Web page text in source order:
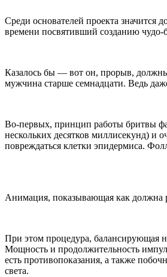
Среди основателей проекта значится
времени посвятивший созданию чудо-
Казалось бы — вот он, прорыв,
мужчина старше семнадцати. Ведь
Во-первых, принцип работы бритвы
нескольких десятков миллисекунд) и
повреждаться клетки эпидермиса.
Анимация, показывающая как должна
При этом процедура, балансирующая
Мощность и продолжительность
есть противопоказания, а также
света.